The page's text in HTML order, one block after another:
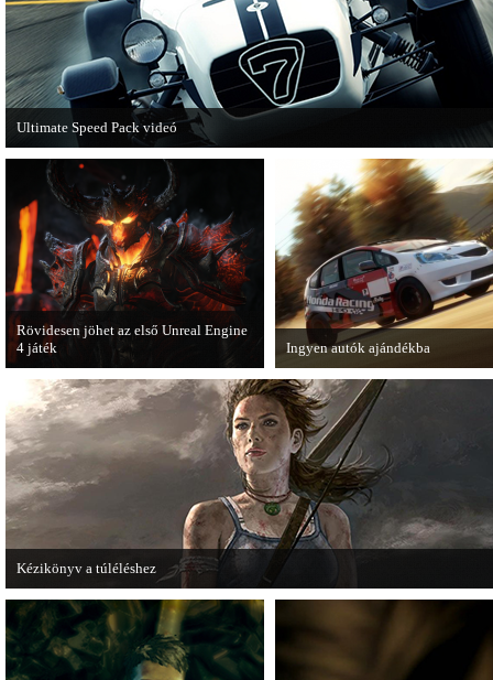
Ultimate Speed Pack videó
Már elérhető a Need for Speed Most Wanted első nagyobb kiegészítő csomagja.
Rövidesen jöhet az első Unreal Engine
4 játék
A Zombie Studios készölő játéka az
Epic Games legújabb motorját, az
Unreal Engine 4-et fogja használni.
Ingyen autók ajándékba
A Forza Horizon készítői
letölthető autókkal kedveskednek
játékosok számára.
Kézikönyv a túléléshez
A Tomb Raider sem ússza meg a manapság már kötelező videosorozatot.